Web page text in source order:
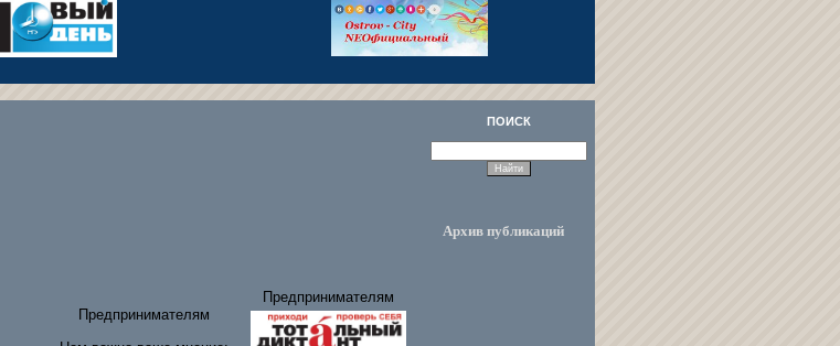
Предпринимателям
Предпринимателям
ПОИСК
Архив публикаций